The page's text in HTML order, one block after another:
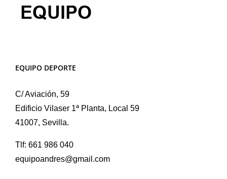
EQUIPO DEPORTE
C/ Aviación, 59
Edificio Vilaser 1ª Planta, Local 59
41007, Sevilla.
Tlf: 661 986 040
equipoandres@gmail.com